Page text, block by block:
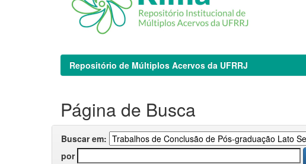
Repositório de Múltiplos Acervos da UFRRJ
Página de Busca
Buscar em:
por